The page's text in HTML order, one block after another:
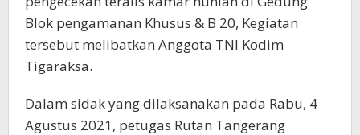
Blok pengamanan Khusus & B 20, Kegiatan
tersebut melibatkan Anggota TNI Kodim
Tigaraksa.
Dalam sidak yang dilaksanakan pada Rabu, 4
Agustus 2021, petugas Rutan Tangerang